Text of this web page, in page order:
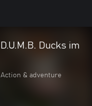
Ducks im
Action & adventure